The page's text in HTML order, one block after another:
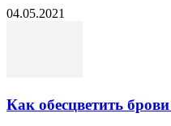
04.05.2021
Как обесцветить